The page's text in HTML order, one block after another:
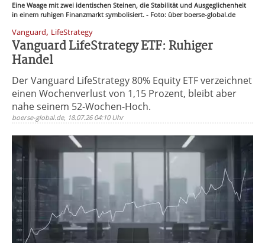
Eine Waage mit zwei identischen Steinen, die Stabilität und Ausgeglichenheit
in einem ruhigen Finanzmarkt symbolisiert. - Foto: über boerse-global.de
Vanguard, LifeStrategy
Vanguard LifeStrategy ETF: Ruhiger
Handel
Der Vanguard LifeStrategy 80% Equity ETF verzeichnet
einen Wochenverlust von 1,15 Prozent, bleibt aber
nahe seinem 52-Wochen-Hoch.
boerse-global.de, 18.07.26 04:10 Uhr